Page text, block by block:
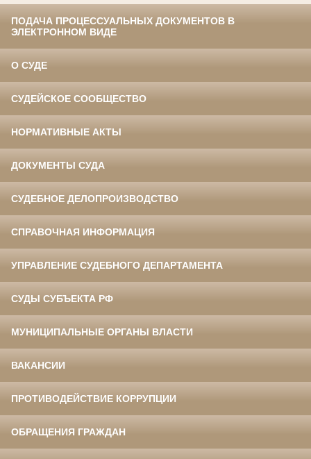
ПОДАЧА ПРОЦЕССУАЛЬНЫХ ДОКУМЕНТОВ В
ЭЛЕКТРОННОМ ВИДЕ
О СУДЕ
СУДЕЙСКОЕ СООБЩЕСТВО
НОРМАТИВНЫЕ АКТЫ
ДОКУМЕНТЫ СУДА
СУДЕБНОЕ ДЕЛОПРОИЗВОДСТВО
СПРАВОЧНАЯ ИНФОРМАЦИЯ
УПРАВЛЕНИЕ СУДЕБНОГО ДЕПАРТАМЕНТА
СУДЫ СУБЪЕКТА РФ
МУНИЦИПАЛЬНЫЕ ОРГАНЫ ВЛАСТИ
ВАКАНСИИ
ПРОТИВОДЕЙСТВИЕ КОРРУПЦИИ
ОБРАЩЕНИЯ ГРАЖДАН